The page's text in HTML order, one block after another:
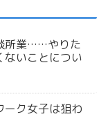
所業……やりた
ないことについ
ーク女子は狙わ